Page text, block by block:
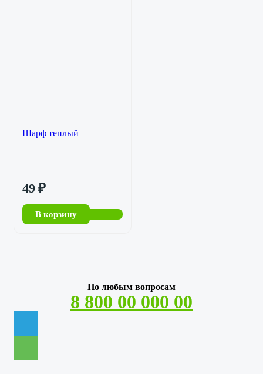
Шарф теплый
49 ₽
В корзину
По любым вопросам
8 800 00 000 00